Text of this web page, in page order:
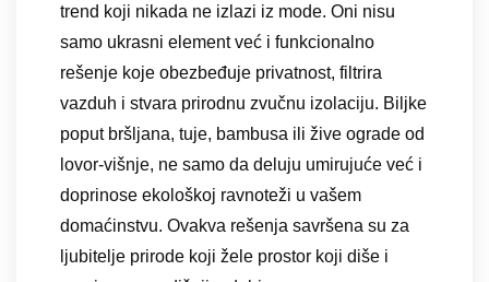
trend koji nikada ne izlazi iz mode. Oni nisu
samo ukrasni element već i funkcionalno
rešenje koje obezbeđuje privatnost, filtrira
vazduh i stvara prirodnu zvučnu izolaciju. Biljke
poput bršljana, tuje, bambusa ili žive ograde od
lovor-višnje, ne samo da deluju umirujuće već i
doprinose ekološkoj ravnoteži u vašem
domaćinstvu. Ovakva rešenja savršena su za
ljubitelje prirode koji žele prostor koji diše i